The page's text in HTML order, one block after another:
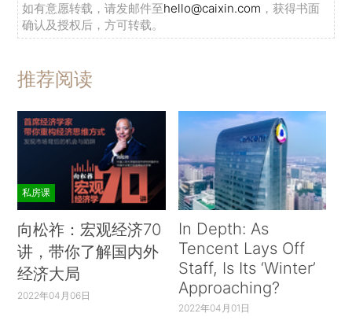
如有意愿转载，请发邮件至hello@caixin.com ，获得书面
确认及授权后，方可转载。
推荐阅读
私房课
向松祚：宏观经济70
讲，带你了解国内外
经济大局
2022年04月06日
In Depth: As
Tencent Lays Off
Staff, Is Its ‘Winter’
Approaching?
2022年04月01日